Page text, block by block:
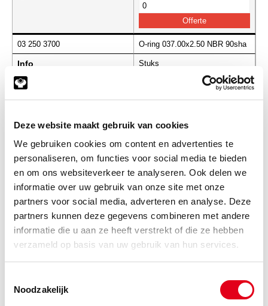
Deze website maakt gebruik van cookies
We gebruiken cookies om content en advertenties te
personaliseren, om functies voor social media te bieden
en om ons websiteverkeer te analyseren. Ook delen we
informatie over uw gebruik van onze site met onze
partners voor social media, adverteren en analyse. Deze
partners kunnen deze gegevens combineren met andere
informatie die u aan ze heeft verstrekt of die ze hebben
verzameld op basis van uw gebruik van hun services.
Noodzakelijk
03 250 3700 O-ring 037.00x2.50 NBR 90sha
Info Stuks
03 250 3800 O-ring 038.00x2.50 NBR 90sha
Info Stuks
-
03 250 3900 O-ring 039.00x2.50 NBR 90sha
Info Stuks